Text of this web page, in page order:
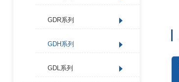
GDR系列
GDH系列
GDL系列